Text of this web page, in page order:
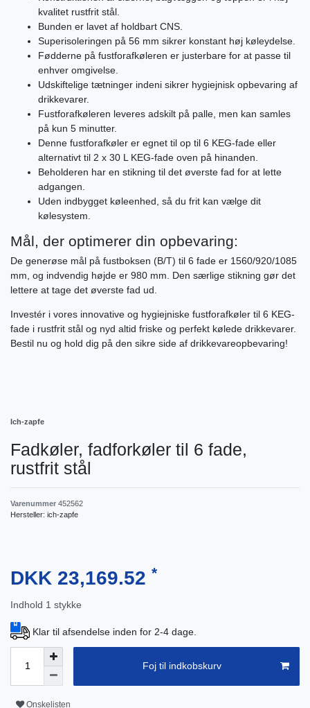
kvalitet rustfrit stål.
Bunden er lavet af holdbart CNS.
Superisoleringen på 56 mm sikrer konstant høj køleydelse.
Fødderne på fustforafkøleren er justerbare for at passe til
enhver omgivelse.
Udskiftelige tætninger indeni sikrer hygiejnisk opbevaring af
drikkevarer.
Fustforafkøleren leveres adskilt på palle, men kan samles
på kun 5 minutter.
Denne fustforafkøler er egnet til op til 6 KEG-fade eller
alternativt til 2 x 30 L KEG-fade oven på hinanden.
Beholderen har en stikning til det øverste fad for at lette
adgangen.
Uden indbygget køleenhed, så du frit kan vælge dit
kølesystem.
Mål, der optimerer din opbevaring:
De generøse mål på fustboksen (B/T) til 6 fade er 1560/920/1085
mm, og indvendig højde er 980 mm. Den særlige stikning gør det
lettere at tage det øverste fad ud.
Investér i vores innovative og hygiejniske fustforafkøler til 6 KEG-
fade i rustfrit stål og nyd altid friske og perfekt kølede drikkevarer.
Bestil nu og hold dig på den sikre side af drikkevareopbevaring!
Ich-zapfe
Fadkøler, fadforkøler til 6 fade,
rustfrit stål
Varenummer 452562
Hersteller: ich-zapfe
DKK 23,169.52 *
Indhold 1 stykke
Klar til afsendelse inden for 2-4 dage.
Foj til indkobskurv
Onskelisten